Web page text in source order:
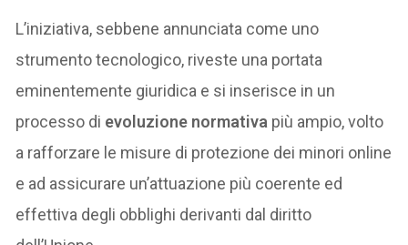
L’iniziativa, sebbene annunciata come uno
strumento tecnologico, riveste una portata
eminentemente giuridica e si inserisce in un
processo di evoluzione normativa più ampio, volto
a rafforzare le misure di protezione dei minori online
e ad assicurare un’attuazione più coerente ed
effettiva degli obblighi derivanti dal diritto